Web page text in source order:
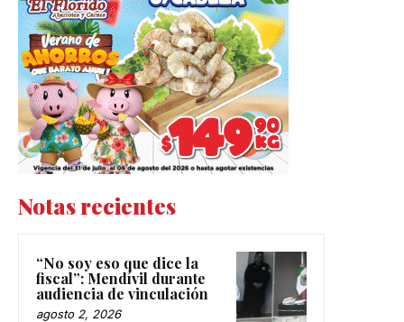
Notas recientes
“No soy eso que dice la
fiscal”: Mendívil durante
audiencia de vinculación
agosto 2, 2026